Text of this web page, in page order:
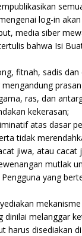
log-in
media siber
bahwa Isi
fitnah, sadis dan
ras, dan
kekerasan;
atas dasar
tidak
jiwa, atau cacat
mutlak
yang
dinilai melanggar
harus disediakan